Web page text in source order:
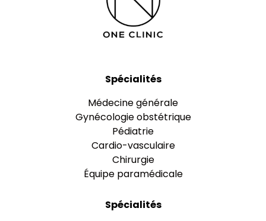
Spécialités
Médecine générale
Gynécologie obstétrique
Pédiatrie
Cardio-vasculaire
Chirurgie
Équipe paramédicale
Spécialités